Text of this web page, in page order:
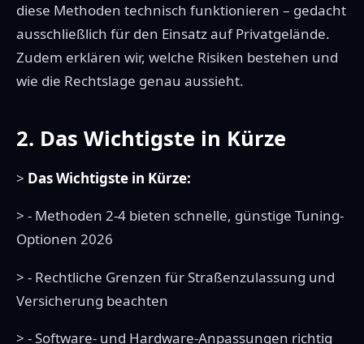
diese Methoden technisch funktionieren – gedacht
ausschließlich für den Einsatz auf Privatgelände.
Zudem erklären wir, welche Risiken bestehen und
wie die Rechtslage genau aussieht.
2. Das Wichtigste in Kürze
> Das Wichtigste in Kürze:
> - Methoden 2-4 bieten schnelle, günstige Tuning-
Optionen 2026
> - Rechtliche Grenzen für Straßenzulassung und
Versicherung beachten
> - Software- und Hardware-Anpassungen richtig